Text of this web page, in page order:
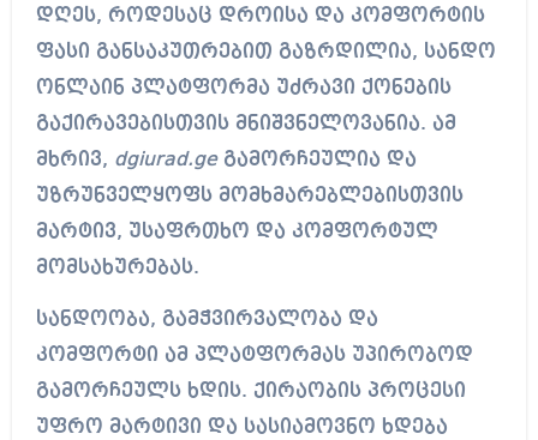
დღეს, როდესაც დროისა და კომფორტის
ფასი განსაკუთრებით გაზრდილია, სანდო
ონლაინ პლატფორმა უძრავი ქონების
გაქირავებისთვის მნიშვნელოვანია. ამ
მხრივ, dgiurad.geგამორჩეულია და
უზრუნველყოფს მომხმარებლებისთვის
მარტივ, უსაფრთხო და კომფორტულ
მომსახურებას.
სანდოობა, გამჭვირვალობა და
კომფორტი ამ პლატფორმას უპირობოდ
გამორჩეულს ხდის. ქირაობის პროცესი
უფრო მარტივი და სასიამოვნო ხდება